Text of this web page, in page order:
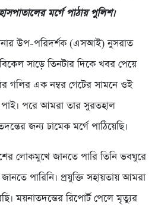
মর্গে পাঠায় পুলিশ।
উপ-পরিদর্শক (এসআই) নুসরাত
সাড়ে তিনটার দিকে খবর পেয়ে
গলির এক নম্বর গেটের সামনে ওই
পাই। পরে আমরা তার সুরতহাল
জন্য ঢামেক মর্গে পাঠিয়েছি।
লোকমুখে জানতে পারি তিনি ভবঘুরে
পারিনি। প্রযুক্তি সহায়তায় আমরা
ময়নাতদন্তের রিপোর্ট পেলে মৃত্যুর